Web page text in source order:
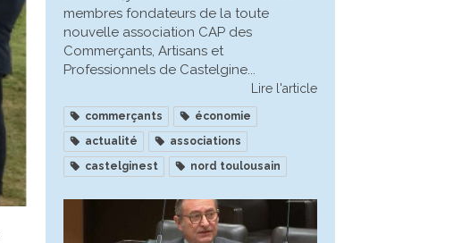
membres fondateurs de la toute
nouvelle association CAP des
Commerçants, Artisans et
Professionnels de Castelgine...
Lire l'article
commerçants
économie
actualité
associations
castelginest
nord toulousain